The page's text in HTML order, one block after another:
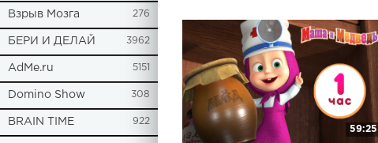
Взрыв Мозга 276
БЕРИ И ДЕЛАЙ 3962
AdMe.ru 5151
Domino Show 308
BRAIN TIME 922
59:25